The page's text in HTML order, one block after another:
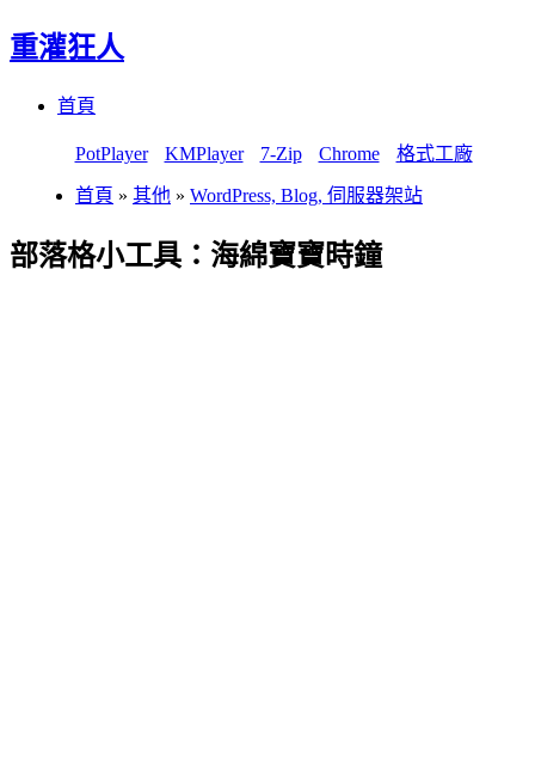
重灌狂人
首頁
PotPlayer KMPlayer 7-Zip Chrome 格式工廠
首頁 » 其他 » WordPress, Blog, 伺服器架站
部落格小工具：海綿寶寶時鐘